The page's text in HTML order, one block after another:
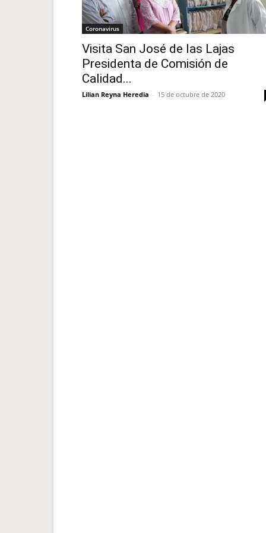
Coronavirus
Visita San José de las Lajas
Presidenta de Comisión de
Calidad...
Lilian Reyna Heredia - 15 de octubre de 2020